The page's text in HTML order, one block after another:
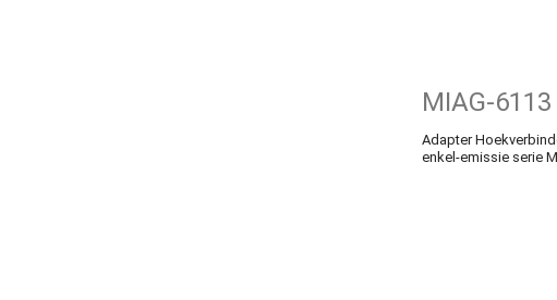
MIAG-6113
Adapter
enkel-emissie serie